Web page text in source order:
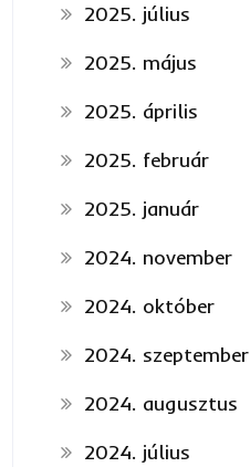
2025. július
2025. május
2025. április
2025. február
2025. január
2024. november
2024. október
2024. szeptember
2024. augusztus
2024. július